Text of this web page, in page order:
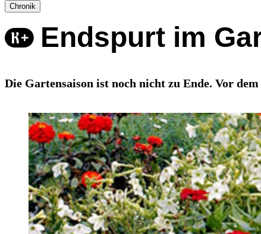
Chronik
Endspurt im
Die Gartensaison ist noch nicht zu Ende. Vor